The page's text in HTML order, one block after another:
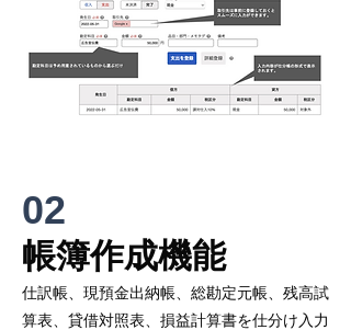
02
​帳簿作成機能
仕訳帳、現預金出納帳、総勘定元帳、残高試
算表、貸借対照表、損益計算書を仕分け入力